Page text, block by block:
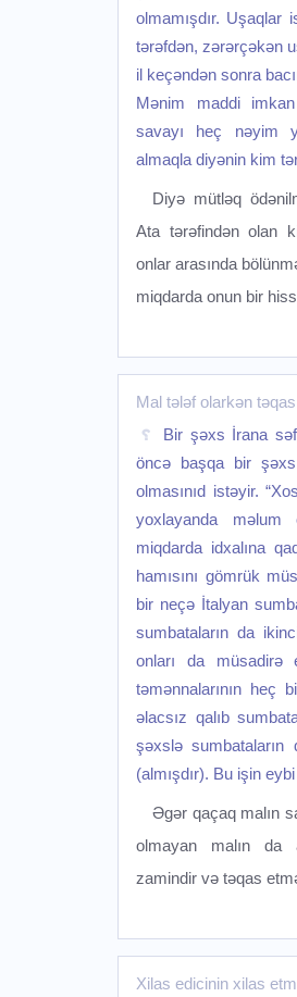
olmamışdır. Uşaqlar
tərəfdən, zərərçəkən
il keçəndən sonra
Mənim maddi imkan
savayı heç nəyim
almaqla diyənin kim
Diyə mütləq
Ata tərəfindən olan
onlar arasında
miqdarda onun bir
Mal tələf olarkən
Bir şəxs İrana
öncə başqa bir
olmasınıd istəyir.
yoxlayanda
miqdarda idxalına
hamısını gömrük
bir neçə İtalyan
sumbataların da
onları da
təmənnalarının heç
əlacsız qalıb
şəxslə sumbataların
(almışdır). Bu işin
Əgər qaçaq malın
olmayan malın da
zamindir və təqas
Xilas edicinin xilas